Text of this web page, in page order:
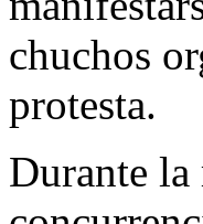
chuchos
protesta.
Durante la